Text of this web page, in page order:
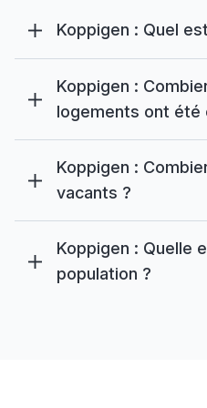
Koppigen : Quel
Koppigen :
logements ont été
Koppigen :
vacants ?
Koppigen : Quelle
population ?